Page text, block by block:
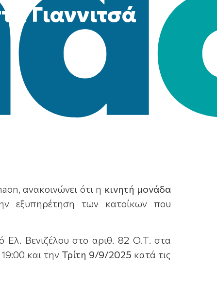
Γιαννιτσά
ανακοινώνει ότι η κινητή μονάδα
εξυπηρέτηση των κατοίκων που
Ελ. Βενιζέλου στο αριθ. 82 Ο.Τ. στα
και την Τρίτη 9/9/2025 κατά τις